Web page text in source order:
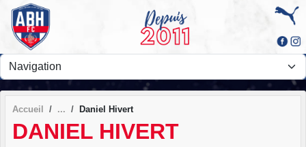
Accueil Daniel Hivert
DANIEL HIVERT
Panneau de gestion des cookies